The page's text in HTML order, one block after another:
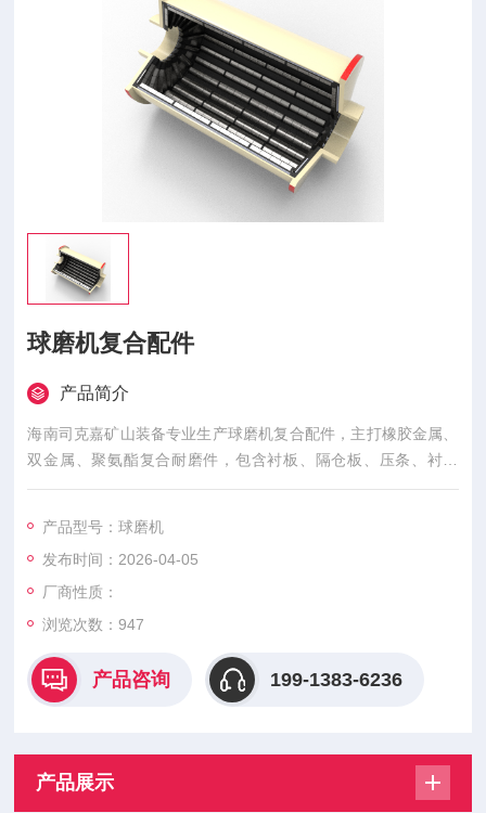
球磨机复合配件
产品简介
海南司克嘉矿山装备专业生产球磨机复合配件，主打橡胶金属、
双金属、聚氨酯复合耐磨件，包含衬板、隔仓板、压条、衬套
等，耐磨抗冲击、减震降噪，适配各类干湿磨球磨机，支持非标
产品型号：球磨机
发布时间：2026-04-05
厂商性质：
浏览次数：947
产品咨询 199-1383-6236
产品展示